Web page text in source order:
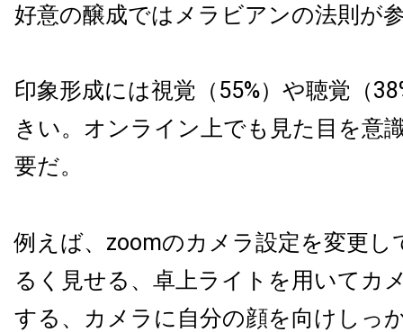
好意の醸成ではメラビアンの法則が
印象形成には視覚（55%）や聴覚（
きい。オンライン上でも見た目を意
要だ。
例えば、zoomのカメラ設定を変更し
るく見せる、卓上ライトを用いてカ
する、カメラに自分の顔を向けしっ